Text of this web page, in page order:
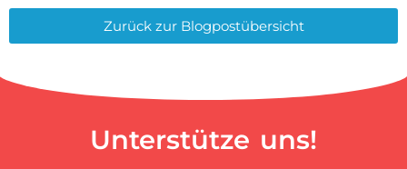
Zurück zur Blogpostübersicht
Unterstütze uns!